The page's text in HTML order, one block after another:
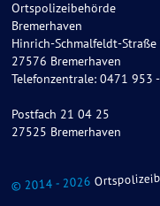
Ortspolizeibehörde
Bremerhaven
Hinrich-Schmalfeldt-Straße
27576 Bremerhaven
Telefonzentrale: 0471 953
Postfach 21 04 25
27525 Bremerhaven
© 2014 - 2026